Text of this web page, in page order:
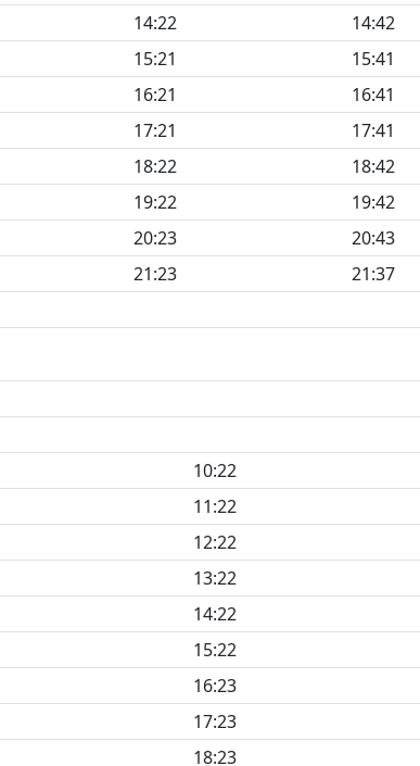
14:22
14:42
15:21
15:41
16:21
16:41
17:21
17:41
18:22
18:42
19:22
19:42
20:23
20:43
21:23
21:37
10:22
11:22
12:22
13:22
14:22
15:22
16:23
17:23
18:23